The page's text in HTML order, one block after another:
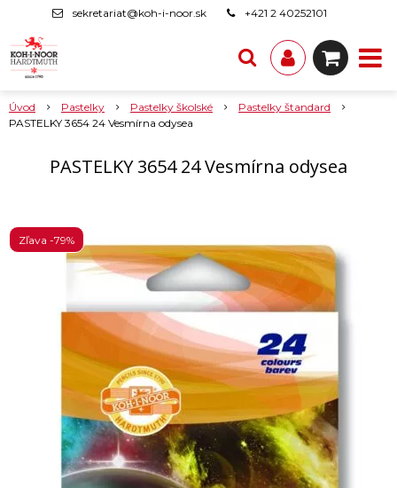
sekretariat@koh-i-noor.sk +421 2 40252101
Úvod Pastelky Pastelky školské
Pastelky štandard
PASTELKY 3654 24 Vesmírna odysea
PASTELKY 3654 24 Vesmírna odysea
Zľava -79%